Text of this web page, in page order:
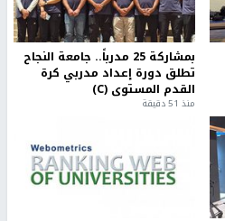
بمشاركة 25 مدرباً.. جامعة النجاح
تطلق دورة إعداد مدربي كرة
القدم المستوى (C)
منذ 51 دقيقة